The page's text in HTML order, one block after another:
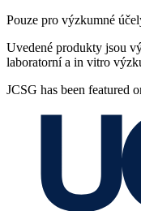
Pouze pro výzkumné
Uvedené produkty jsou
laboratorní a in vitro
JCSG has been featured